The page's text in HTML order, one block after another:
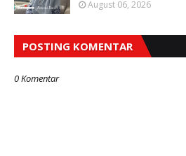
August 06, 2026
POSTING KOMENTAR
0 Komentar